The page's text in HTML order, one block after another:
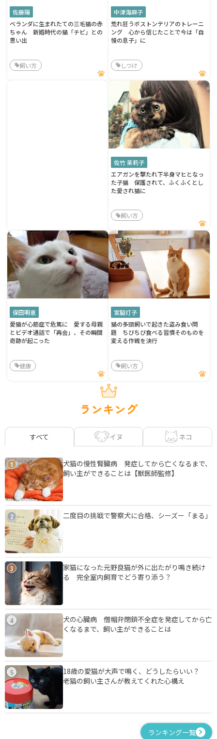
佐藤陽
ベランダに生まれたての三毛猫の赤
ちゃん 新婚時代の猫「チビ」との
思い出
飼い方
中津海麻子
荒れ狂うボストンテリアのトレーニ
ング 心から信じたことで今は「自
慢の息子」に
しつけ
佐竹 茉莉子
エアガンを撃たれ下半身マヒとなっ
た子猫 保護されて、ふくふくとし
た愛され猫に
飼い方
保田明恵
愛猫が心筋症で危篤に 愛する母親
とビデオ通話で「再会」、その瞬間
奇跡が起こった
健康
宮脇灯子
猫の多頭飼いで起きた盗み食い問
題 ちびちび食べる習慣そのものを
変える作戦を決行
飼い方
ランキング
すべて イヌ ネコ
1
犬猫の慢性腎臓病 発症してから亡くなるまで、
飼い主ができることは【獣医師監修】
2 二度目の挑戦で警察犬に合格、シーズー「まる」
3
家猫になった元野良猫が外に出たがり鳴き続け
る 完全室内飼育でどう寄り添う？
4
犬の心臓病 僧帽弁閉鎖不全症を発症してから亡
くなるまで、飼い主ができることは
5
18歳の愛猫が大声で鳴く、どうしたらいい？
老猫の飼い主さんが教えてくれた心構え
ランキング一覧